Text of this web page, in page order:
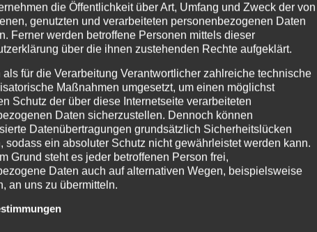
die Öffentlichkeit über Art, Umfang und Zweck der von
genutzten und verarbeiteten personenbezogenen Daten
Ferner werden betroffene Personen mittels dieser
über die ihnen zustehenden Rechte aufgeklärt.
als für die Verarbeitung Verantwortlicher zahlreiche technische
Maßnahmen umgesetzt, um einen möglichst
Schutz der über diese Internetseite verarbeiteten
Daten sicherzustellen. Dennoch können
Datenübertragungen grundsätzlich Sicherheitslücken
sodass ein absoluter Schutz nicht gewährleistet werden kann.
Grund steht es jeder betroffenen Person frei,
Daten auch auf alternativen Wegen, beispielsweise
an uns zu übermitteln.